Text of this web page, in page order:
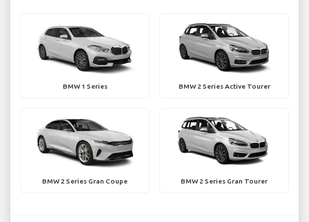
BMW 1 Series BMW 2 Series Active Tourer
BMW 2 Series Gran Coupe BMW 2 Series Gran Tourer